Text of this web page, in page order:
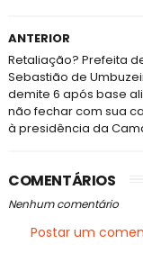
ANTERIOR
Retaliação? Prefeita
Sebastião de
demite 6 após base
não fechar com sua
à presidência da
COMENTÁRIOS
Nenhum comentário
Postar um